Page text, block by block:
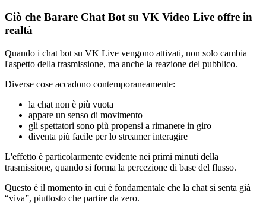
Ciò che Barare Chat Bot su VK Video Live offre in
realtà
Quando i chat bot su VK Live vengono attivati, non solo cambia
l'aspetto della trasmissione, ma anche la reazione del pubblico.
Diverse cose accadono contemporaneamente:
la chat non è più vuota
appare un senso di movimento
gli spettatori sono più propensi a rimanere in giro
diventa più facile per lo streamer interagire
L'effetto è particolarmente evidente nei primi minuti della
trasmissione, quando si forma la percezione di base del flusso.
Questo è il momento in cui è fondamentale che la chat si senta già
“viva”, piuttosto che partire da zero.